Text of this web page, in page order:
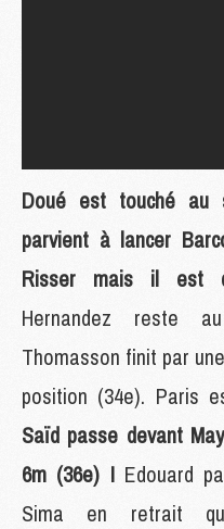
Doué est touché
parvient à lancer
Risser mais il est
Hernandez reste
Thomasson finit par
position (34e). Paris
Saïd passe devant
6m (36e) ! Edouard
Sima en retrait